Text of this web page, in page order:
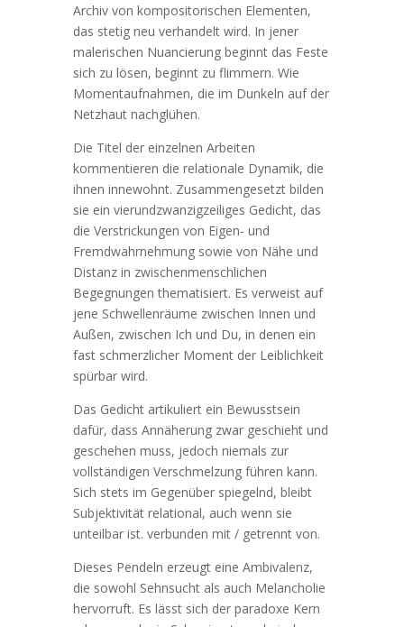
Archiv von kompositorischen Elementen,
das stetig neu verhandelt wird. In jener
malerischen Nuancierung beginnt das Feste
sich zu lösen, beginnt zu flimmern. Wie
Momentaufnahmen, die im Dunkeln auf der
Netzhaut nachglühen.
Die Titel der einzelnen Arbeiten
kommentieren die relationale Dynamik, die
ihnen innewohnt. Zusammengesetzt bilden
sie ein vierundzwanzigzeiliges Gedicht, das
die Verstrickungen von Eigen- und
Fremdwahrnehmung sowie von Nähe und
Distanz in zwischenmenschlichen
Begegnungen thematisiert. Es verweist auf
jene Schwellenräume zwischen Innen und
Außen, zwischen Ich und Du, in denen ein
fast schmerzlicher Moment der Leiblichkeit
spürbar wird.
Das Gedicht artikuliert ein Bewusstsein
dafür, dass Annäherung zwar geschieht und
geschehen muss, jedoch niemals zur
vollständigen Verschmelzung führen kann.
Sich stets im Gegenüber spiegelnd, bleibt
Subjektivität relational, auch wenn sie
unteilbar ist. verbunden mit / getrennt von.
Dieses Pendeln erzeugt eine Ambivalenz,
die sowohl Sehnsucht als auch Melancholie
hervorruft. Es lässt sich der paradoxe Kern